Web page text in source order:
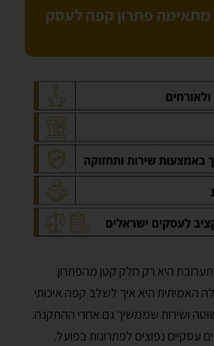
איך COFFEEOL מתאימה פתרון קפה לעסק
לתערובת היא רק חלק קטן מהפתרון
האמיתית היא איך לשלב קפה איכותי
ושירות שממשיך גם אחרי ההתקנה.
נפוצים לפתרונות בפועל.